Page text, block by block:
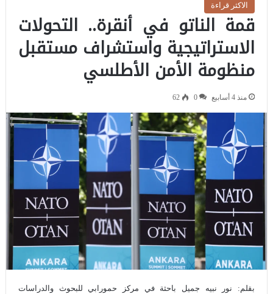
الاكثر قراءة
قمة الناتو في أنقرة.. التحولات
الاستراتيجية واستشراف مستقبل
منظومة الأمن الأطلسي
منذ 4 أسابيع 0
62
بقلم: نور نبيه جميل باحثة في مركز حمورابي للبحوث والدراسات